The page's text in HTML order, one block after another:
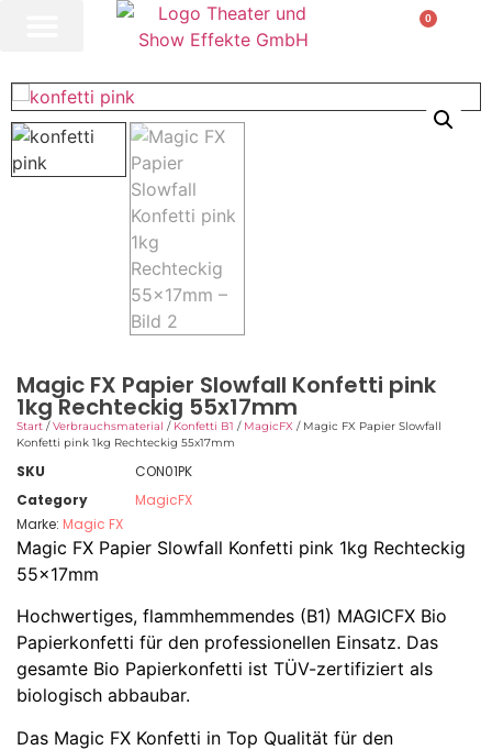
0
Magic FX Papier Slowfall Konfetti pink
1kg Rechteckig 55x17mm
Start /Verbrauchsmaterial / Konfetti B1 / MagicFX / Magic FX Papier Slowfall
Konfetti pink 1kg Rechteckig 55x17mm
SKU
CON01PK
Category
MagicFX
Marke: Magic FX
Magic FX Papier Slowfall Konfetti pink 1kg Rechteckig
55x17mm
Hochwertiges, flammhemmendes (B1) MAGICFX Bio
Papierkonfetti für den professionellen Einsatz. Das
gesamte Bio Papierkonfetti ist TÜV-zertifiziert als
biologisch abbaubar.
Das Magic FX Konfetti in Top Qualität für den